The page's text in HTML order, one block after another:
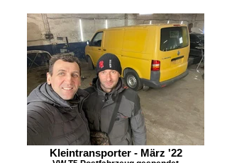
Kleintransporter - März '22